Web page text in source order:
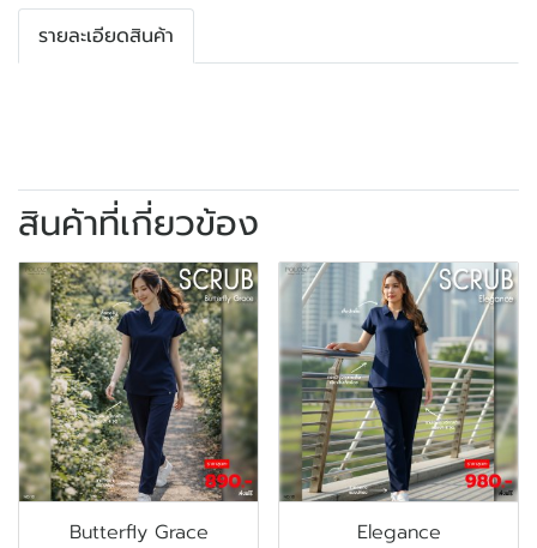
รายละเอียดสินค้า
สินค้าที่เกี่ยวข้อง
Butterfly Grace Elegance